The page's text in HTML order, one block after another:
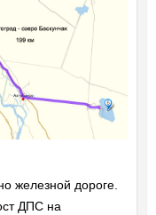
железной дороге.
ДПС на